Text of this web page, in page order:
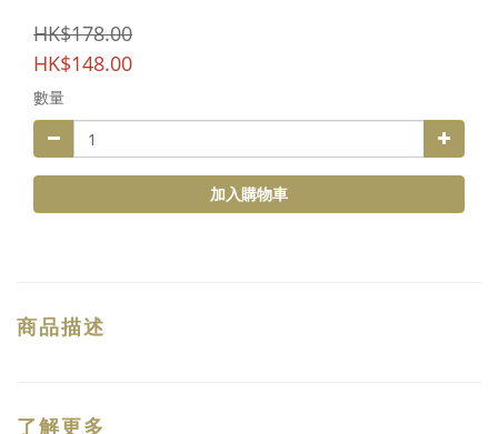
HK$178.00
HK$148.00
數量
加入購物車
商品描述
了解更多